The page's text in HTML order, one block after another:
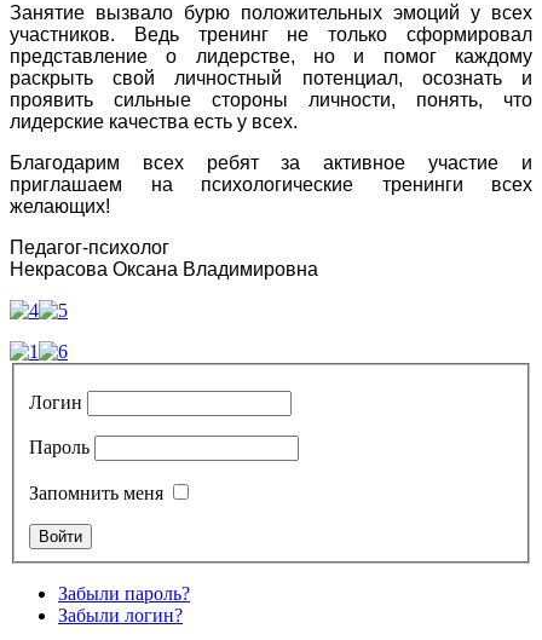
Занятие вызвало бурю положительных эмоций у всех
участников. Ведь тренинг не только сформировал
представление о лидерстве, но и помог каждому
раскрыть свой личностный потенциал, осознать и
проявить сильные стороны личности, понять, что
лидерские качества есть у всех.
Благодарим всех ребят за активное участие и
приглашаем на психологические тренинги всех
желающих!
Педагог-психолог
Некрасова Оксана Владимировна
Логин
Пароль
Запомнить меня
Забыли пароль?
Забыли логин?